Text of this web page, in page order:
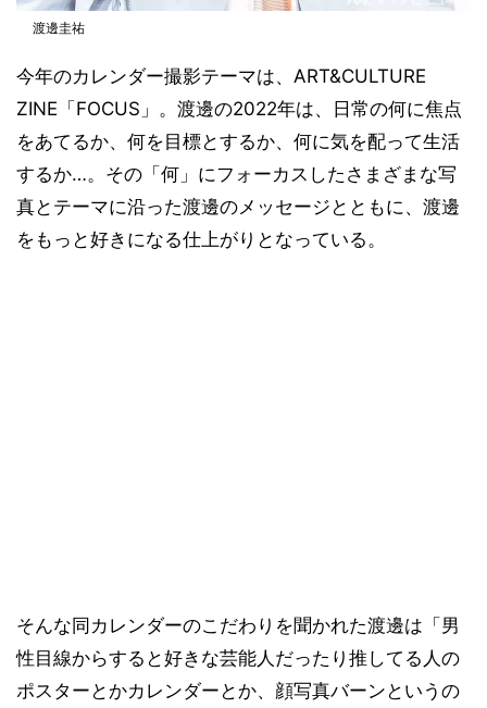
渡邊圭祐
今年のカレンダー撮影テーマは、ART&CULTURE
ZINE「FOCUS」。渡邊の2022年は、日常の何に焦点
をあてるか、何を目標とするか、何に気を配って生活
するか…。その「何」にフォーカスしたさまざまな写
真とテーマに沿った渡邊のメッセージとともに、渡邊
をもっと好きになる仕上がりとなっている。
そんな同カレンダーのこだわりを聞かれた渡邊は「男
性目線からすると好きな芸能人だったり推してる人の
ポスターとかカレンダーとか、顔写真バーンというの